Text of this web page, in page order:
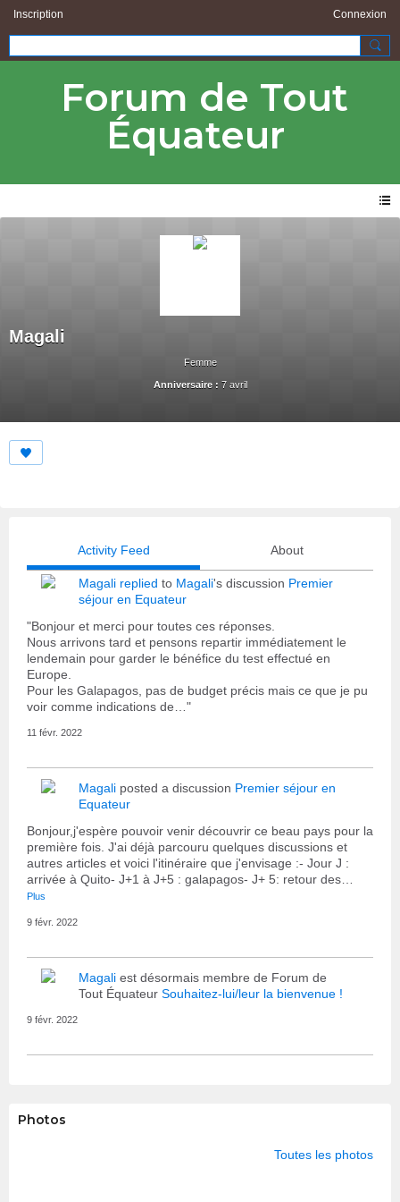
Inscription Connexion
Forum de Tout
Équateur
Magali
Femme
Anniversaire : 7 avril
Activity Feed About
Magali replied to Magali's discussion Premier
séjour en Equateur
"Bonjour et merci pour toutes ces réponses.
Nous arrivons tard et pensons repartir immédiatement le
lendemain pour garder le bénéfice du test effectué en
Europe.
Pour les Galapagos, pas de budget précis mais ce que je pu
voir comme indications de…"
11 févr. 2022
Magali posted a discussion Premier séjour en
Equateur
Bonjour,j'espère pouvoir venir découvrir ce beau pays pour la
première fois. J'ai déjà parcouru quelques discussions et
autres articles et voici l'itinéraire que j'envisage :- Jour J :
arrivée à Quito- J+1 à J+5 : galapagos- J+ 5: retour des…
Plus
9 févr. 2022
Magali est désormais membre de Forum de
Tout Équateur Souhaitez-lui/leur la bienvenue !
9 févr. 2022
Photos
Toutes les photos